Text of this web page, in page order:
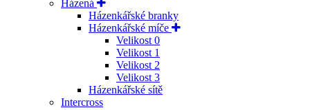
Házená
Házenkářské branky
Házenkářské míče
Velikost 0
Velikost 1
Velikost 2
Velikost 3
Házenkářské sítě
Intercross